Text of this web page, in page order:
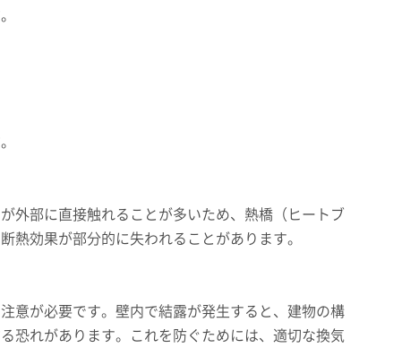
外部に直接触れることが多いため、熱橋（ヒートブ
熱効果が部分的に失われることがあります。
意が必要です。壁内で結露が発生すると、建物の構
恐れがあります。これを防ぐためには、適切な換気